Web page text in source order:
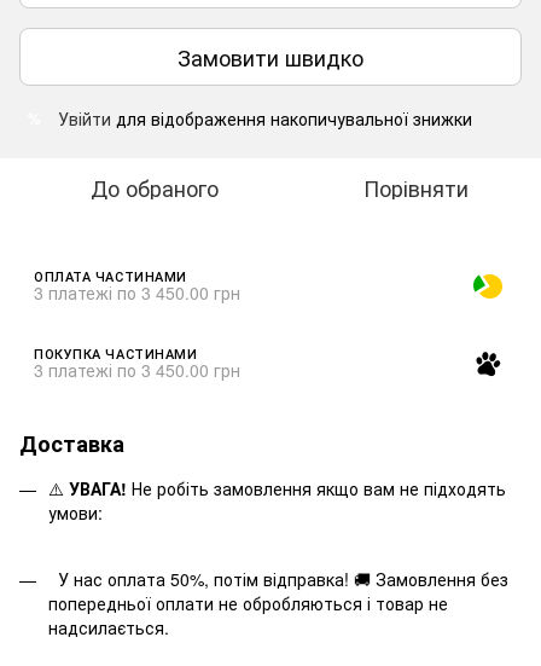
Замовити швидко
Увійти для відображення накопичувальної знижки
До обраного Порівняти
ОПЛАТА ЧАСТИНАМИ
3 платежі по 3 450.00 грн
ПОКУПКА ЧАСТИНАМИ
3 платежі по 3 450.00 грн
Доставка
⚠️ УВАГА! Не робіть замовлення якщо вам не підходять
умови:
У нас оплата 50%, потім відправка! 🚚 Замовлення без
попередньої оплати не обробляються і товар не
надсилається.